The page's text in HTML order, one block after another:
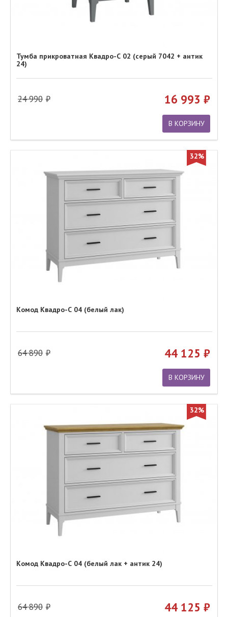
Тумба прикроватная Квадро-С 02 (серый 7042 + антик
24)
24 990 16 993
В КОРЗИНУ
32%
Комод Квадро-С 04 (белый лак)
64 890 44 125
В КОРЗИНУ
32%
Комод Квадро-С 04 (белый лак + антик 24)
64 890 44 125